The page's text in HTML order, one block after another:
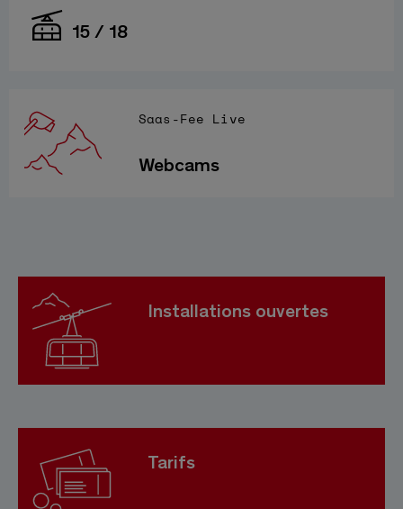
15 / 18
Saas-Fee Live
Webcams
Installations ouvertes
Tarifs